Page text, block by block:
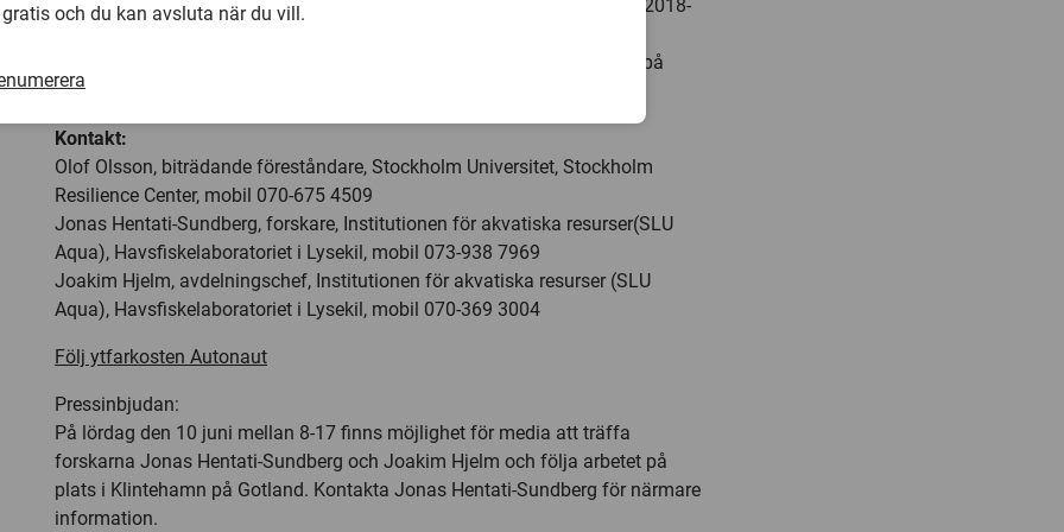
Om pilotstudien faller väl ut, planeras en studie i full skala under tre år 2018-
motsvarande studier i andra ekosystem, till exempel i Gullmarsfjorden på
Västkusten.
Kontakt:
Olof Olsson, biträdande föreståndare, Stockholm Universitet, Stockholm
Resilience Center, mobil 070-675 4509
Jonas Hentati-Sundberg, forskare, Institutionen för akvatiska resurser(SLU
Aqua), Havsfiskelaboratoriet i Lysekil, mobil 073-938 7969
Joakim Hjelm, avdelningschef, Institutionen för akvatiska resurser (SLU
Aqua), Havsfiskelaboratoriet i Lysekil, mobil 070-369 3004
Följ ytfarkosten Autonaut
Pressinbjudan:
På lördag den 10 juni mellan 8-17 finns möjlighet för media att träffa
forskarna Jonas Hentati-Sundberg och Joakim Hjelm och följa arbetet på
plats i Klintehamn på Gotland. Kontakta Jonas Hentati-Sundberg för närmare
information.
gratis och du kan avsluta när du vill.